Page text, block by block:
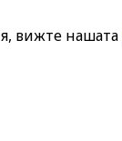
вижте нашата